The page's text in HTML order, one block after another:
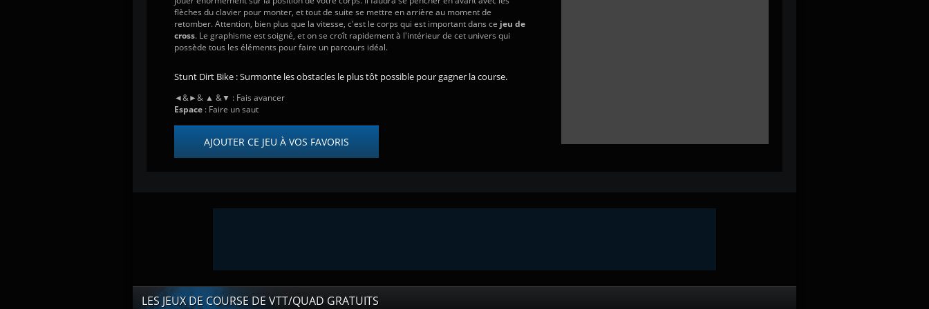
flèches du clavier pour monter, et tout de suite se mettre en arrière au moment de
retomber. Attention, bien plus que la vitesse, c'est le corps qui est important dans ce jeu de
cross. Le graphisme est soigné, et on se croît rapidement à l'intérieur de cet univers qui
possède tous les éléments pour faire un parcours idéal.
Stunt Dirt Bike : Surmonte les obstacles le plus tôt possible pour gagner la course.
◄&►& ▲ &▼ : Fais avancer
Espace : Faire un saut
AJOUTER CE JEU À VOS FAVORIS
LES JEUX DE COURSE DE VTT/QUAD GRATUITS